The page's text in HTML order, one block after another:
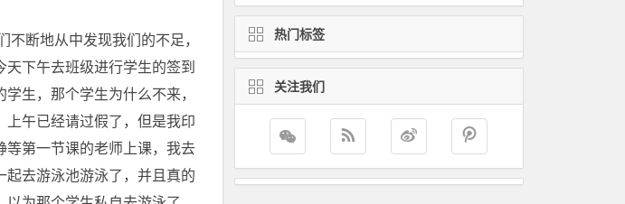
断地从中发现我们的不足，
下午去班级进行学生的签到
生，那个学生为什么不来，
午已经请过假了，但是我印
等第一节课的老师上课，我去
去游泳池游泳了，并且真的
热门标签
关注我们